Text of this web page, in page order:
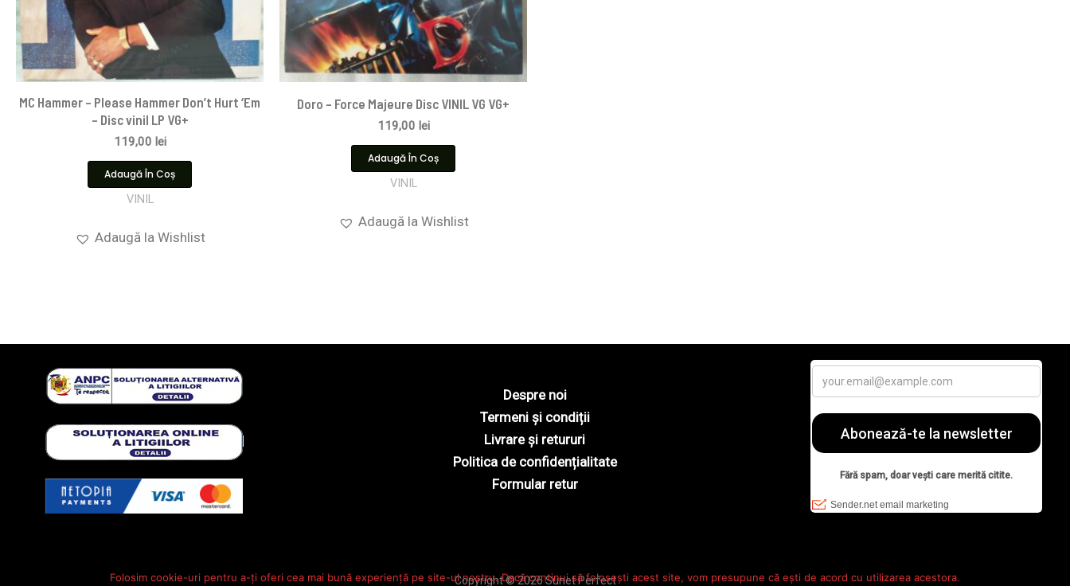
MC Hammer – Please Hammer Don’t Hurt ‘Em
– Disc vinil LP VG+
119,00 lei
Adaugă În Coș
VINIL
Adaugă la Wishlist
Doro – Force Majeure Disc VINIL VG VG+
119,00 lei
Adaugă În Coș
VINIL
Adaugă la Wishlist
Despre noi
Termeni și condiții
Livrare și retururi
Politica de confidențialitate
Formular retur
Copyright © 2026 Sunet Perfect
Folosim cookie-uri pentru a-ți oferi cea mai bună experiență pe site-ul nostru. Dacă continui să folosești acest site, vom presupune că ești de acord cu utilizarea acestora.